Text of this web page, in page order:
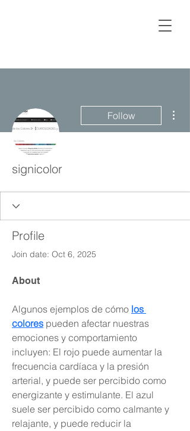
Follow
signicolor
Profile
Join date: Oct 6, 2025
About
Algunos ejemplos de cómo los
colores pueden afectar nuestras
emociones y comportamiento
incluyen: El rojo puede aumentar la
frecuencia cardíaca y la presión
arterial, y puede ser percibido como
energizante y estimulante. El azul
suele ser percibido como calmante y
relajante, y puede reducir la